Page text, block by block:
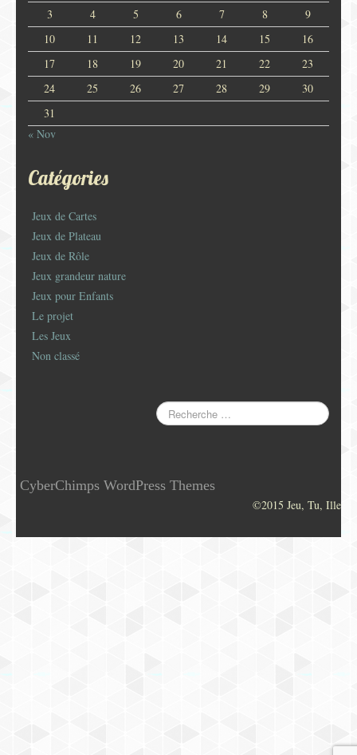
3
4 5 6 7 8
9
10
11 12 13 14 15
16
17
18 19 20 21 22
23
24
25 26 27 28 29
30
31
« Nov
Catégories
Jeux de Cartes
Jeux de Plateau
Jeux de Rôle
Jeux grandeur nature
Jeux pour Enfants
Le projet
Les Jeux
Non classé
CyberChimps WordPress Themes
©2015 Jeu, Tu, Ille